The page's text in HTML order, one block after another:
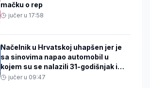
mačku o rep
jučer u 17:58
Načelnik u Hrvatskoj uhapšen jer je
sa sinovima napao automobil u
kojem su se nalazili 31-godišnjak i
bebajučer u 09:47